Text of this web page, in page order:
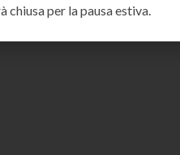
chiusa per la pausa estiva.